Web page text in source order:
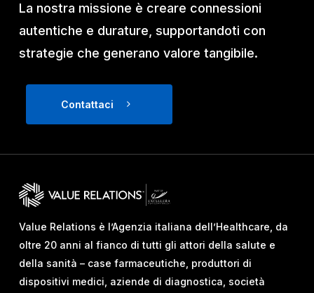
La nostra missione è creare connessioni
autentiche e durature, supportandoti con
strategie che generano valore tangibile.
Contattaci
Value Relations è l’Agenzia italiana dell’Healthcare, da
oltre 20 anni al fianco di tutti gli attori della salute e
della sanità – case farmaceutiche, produttori di
dispositivi medici, aziende di diagnostica, società